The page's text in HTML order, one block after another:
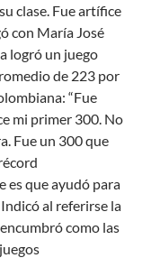
clase. Fue artífice
con María José
logró un juego
de 223 por
“Fue
mi primer 300. No
Fue un 300 que
es que ayudó para
al referirse la
como las